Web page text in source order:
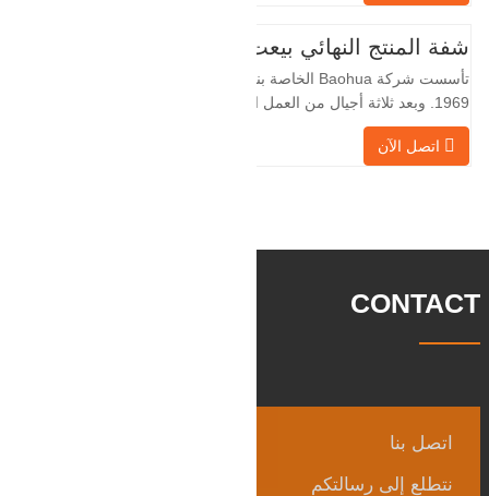
لأن الصناعة المحلية ليست مثالية، فإننا نريد
الاستيراد والتصدير مباشرة مع العملاء
الأجانب،
شفة المنتج النهائي بيعت
تأسست شركة Baohua الخاصة بنا في عام
1969. وبعد ثلاثة أجيال من العمل الشاق،
وتوليد طاقة الرياح وقطع
اتصل الآن
CONTACT
اتصل بنا
نتطلع إلى رسالتكم